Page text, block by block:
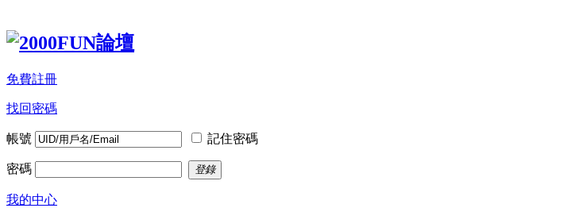
免費註冊
找回密碼
帳號 記住密碼
密碼 登錄
我的中心